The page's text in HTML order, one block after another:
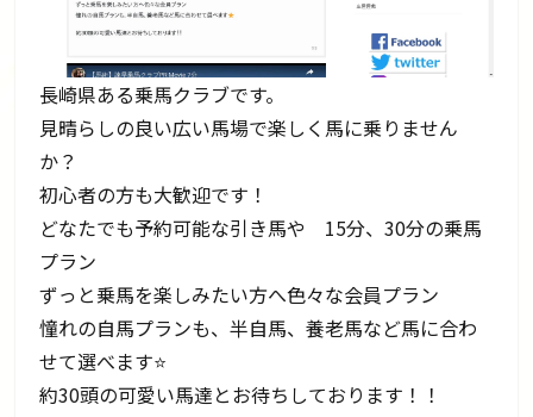
長崎県ある乗馬クラブです。
見晴らしの良い広い馬場で楽しく馬に乗りません
か？
初心者の方も大歓迎です！
どなたでも予約可能な引き馬や 15分、30分の乗馬
プラン
ずっと乗馬を楽しみたい方へ色々な会員プラン
憧れの自馬プランも、半自馬、養老馬など馬に合わ
せて選べます⭐
約30頭の可愛い馬達とお待ちしております！！